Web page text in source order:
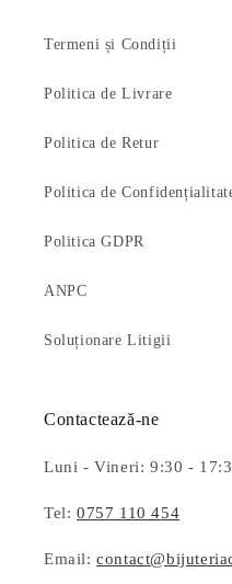
Termeni și Condiții
Politica de Livrare
Politica de Retur
Politica de
Politica GDPR
ANPC
Soluționare Litigii
Contactează-ne
Luni - Vineri: 9:30 -
Tel:0757 110 454
Email: